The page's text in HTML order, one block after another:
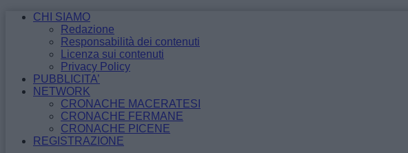
CHI SIAMO
Redazione
Responsabilità dei contenuti
Licenza sui contenuti
Privacy Policy
PUBBLICITA’
NETWORK
CRONACHE MACERATESI
CRONACHE FERMANE
CRONACHE PICENE
REGISTRAZIONE